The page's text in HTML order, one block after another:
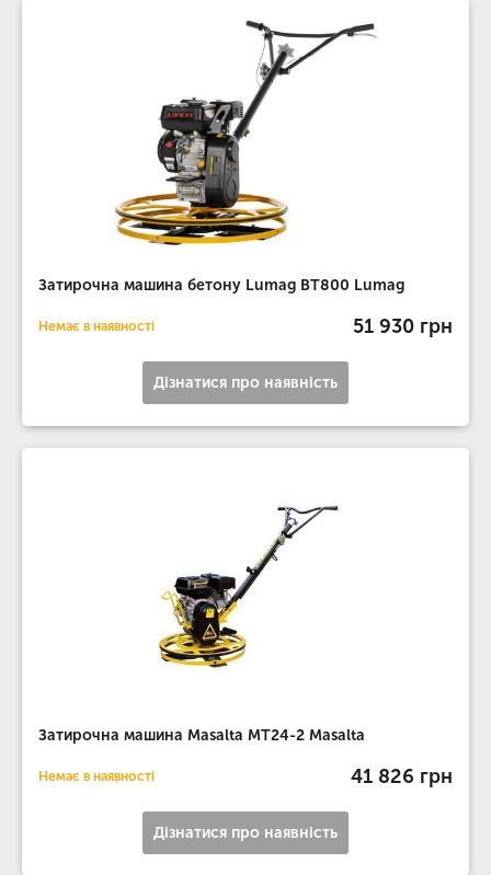
Затирочна машина бетону Lumag BT800 Lumag
Немає в наявності 51 930 грн
Дізнатися про наявність
Затирочна машина Masalta MT24-2 Masalta
Немає в наявності 41 826 грн
Дізнатися про наявність